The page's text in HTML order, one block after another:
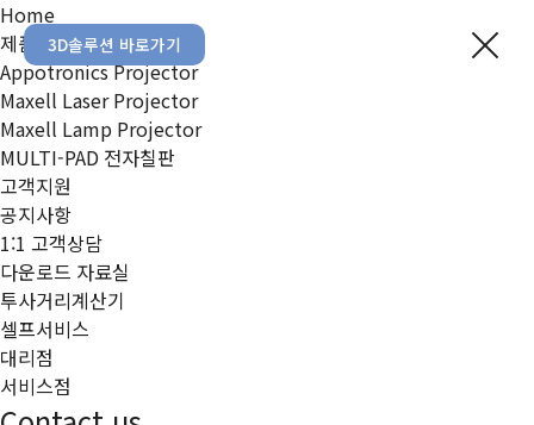
3D솔루션 바로가기
Home
제품정보
Appotronics Projector
Maxell Laser Projector
Maxell Lamp Projector
MULTI-PAD 전자칠판
고객지원
공지사항
1:1 고객상담
다운로드 자료실
투사거리계산기
셀프서비스
대리점
서비스점